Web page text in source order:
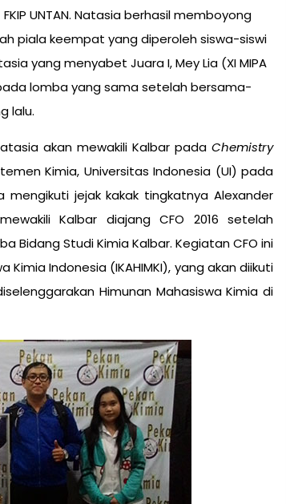
UNTAN. Natasia berhasil memboyong
piala keempat yang diperoleh siswa-siswi
yang menyabet Juara I, Mey Lia (XI MIPA
lomba yang sama setelah bersama-
lalu.
akan mewakili Kalbar pada Chemistry
Kimia, Universitas Indonesia (UI) pada
jejak kakak tingkatnya Alexander
Kalbar diajang CFO 2016 setelah
Bidang Studi Kimia Kalbar. Kegiatan CFO ini
Indonesia (IKAHIMKI), yang akan diikuti
Himunan Mahasiswa Kimia di